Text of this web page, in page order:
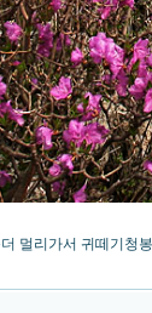
멀리가서 귀떼기청